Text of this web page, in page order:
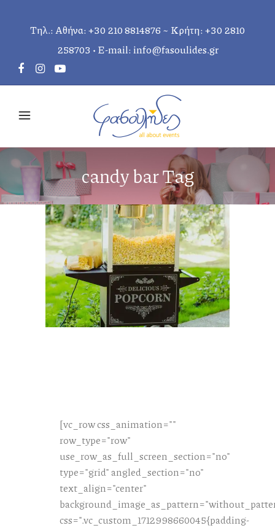
Τηλ.: Αθήνα:+30 210 8814876 ~ Κρήτη:+30 2810
258703 • E-mail:info@fasoulides.gr
candy bar Tag
[vc_row css_animation=""
row_type="row"
use_row_as_full_screen_section="no"
type="grid" angled_section="no"
text_align="center"
css=".vc_custom_1712998660045{padding-